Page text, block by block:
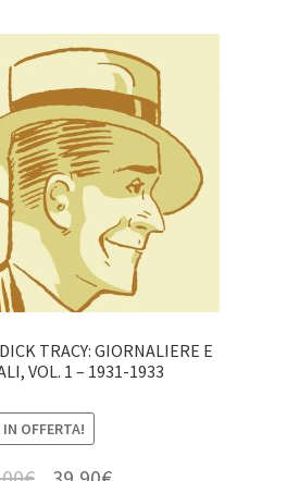
TRACY: GIORNALIERE E
VOL. 1 – 1931-1933
IN OFFERTA!